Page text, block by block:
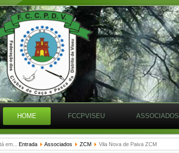
HOME FCCPVISEU ASSOCIADOS
em... Entrada Associados ZCM Vila Nova de Paiva ZCM